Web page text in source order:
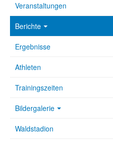
Veranstaltungen
Berichte
Ergebnisse
Athleten
Trainingszeiten
Bildergalerie
Waldstadion